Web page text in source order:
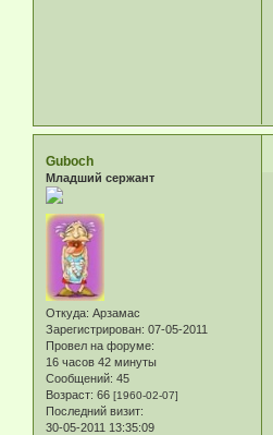
Guboch
Младший сержант
Откуда: Арзамас
Зарегистрирован: 07-05-2011
Провел на форуме:
16 часов 42 минуты
Сообщений: 45
Возраст: 66 [1960-02-07]
Последний визит:
30-05-2011 13:35:09